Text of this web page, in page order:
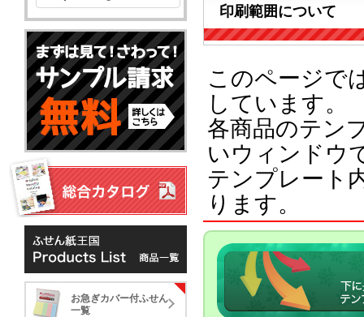
お急ぎカバー付ふせん
一覧
お急ぎカバー付ふせん一覧
お急ぎカバー付ふせん
カバーなしふせん
印刷範囲について
このページで
しています。
各商品のテン
いウィンドウ
テンプレート
ります。